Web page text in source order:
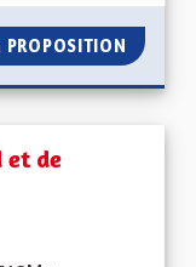
PROPOSITION
et de